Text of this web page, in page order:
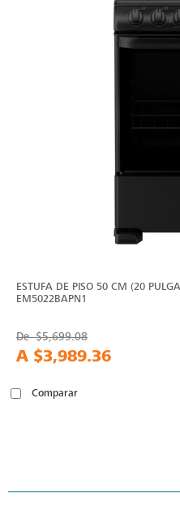
ESTUFA DE PISO 50 CM (20
EM5022BAPN1
De$5,699.08
A $3,989.36
Comparar